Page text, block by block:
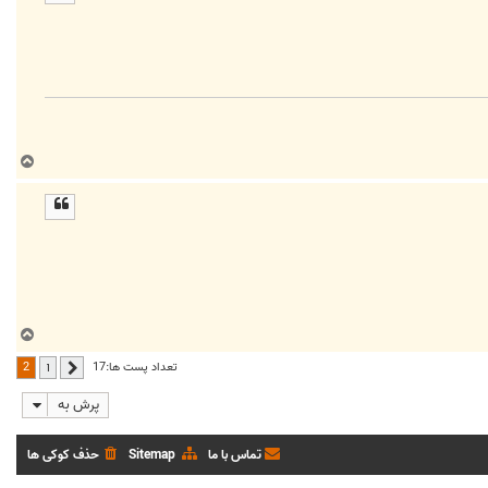
ا
ا
ل
تعداد پست ها:17 قبلی 1
2
پرش به
حذف کوکی ها Sitemap تماس با ما